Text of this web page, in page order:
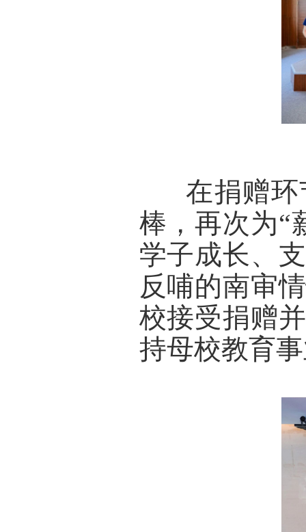
在捐赠环
棒，再次为“
学子成长、
反哺的南审
校接受捐赠
持母校教育